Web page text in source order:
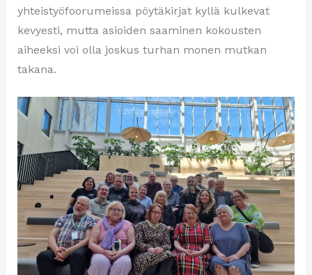
yhteistyöfoorumeissa pöytäkirjat kyllä kulkevat
kevyesti, mutta asioiden saaminen kokousten
aiheeksi voi olla joskus turhan monen mutkan
takana.